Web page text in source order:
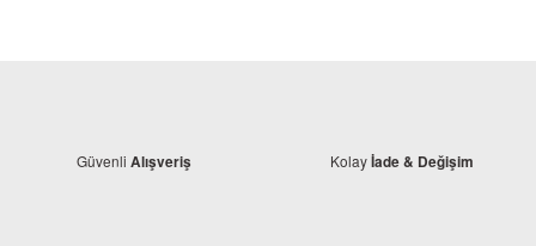
Güvenli Alışveriş Kolayİade & Değişim